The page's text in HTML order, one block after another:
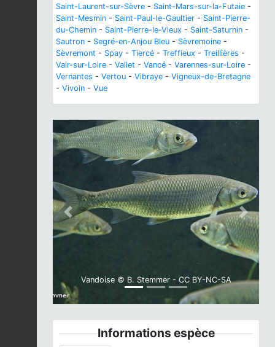
Saint-Laurent-sur-Sèvre - Saint-Mars-sur-la-Futaie -
Saint-Mesmin - Saint-Paul-le-Gaultier - Saint-Pierre-
du-Chemin - Saint-Pierre-le-Vieux - Saint-Saturnin -
Sautron - Segré-en-Anjou Bleu - Sèvremoine -
Sèvremont - Spay - Tiercé - Treffieux - Treillières -
Vair-sur-Loire - Vallet - Vancé - Varennes-sur-Loire -
Vernantes - Vertou - Vibraye - Vigneux-de-Bretagne
- Vivoin - Vue
Vandoise © B. Stemmer - CC BY-NC-SA
Previous Next
Informations espèce